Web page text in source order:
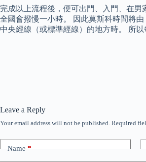
完成以上流程後，便可出門、入門、在男
全國會撥慢一小時。 因此莫斯科時間將
中央經線（或標準經線）的地方時。 所
Leave a Reply
Your email address will not be published. Required
Name*